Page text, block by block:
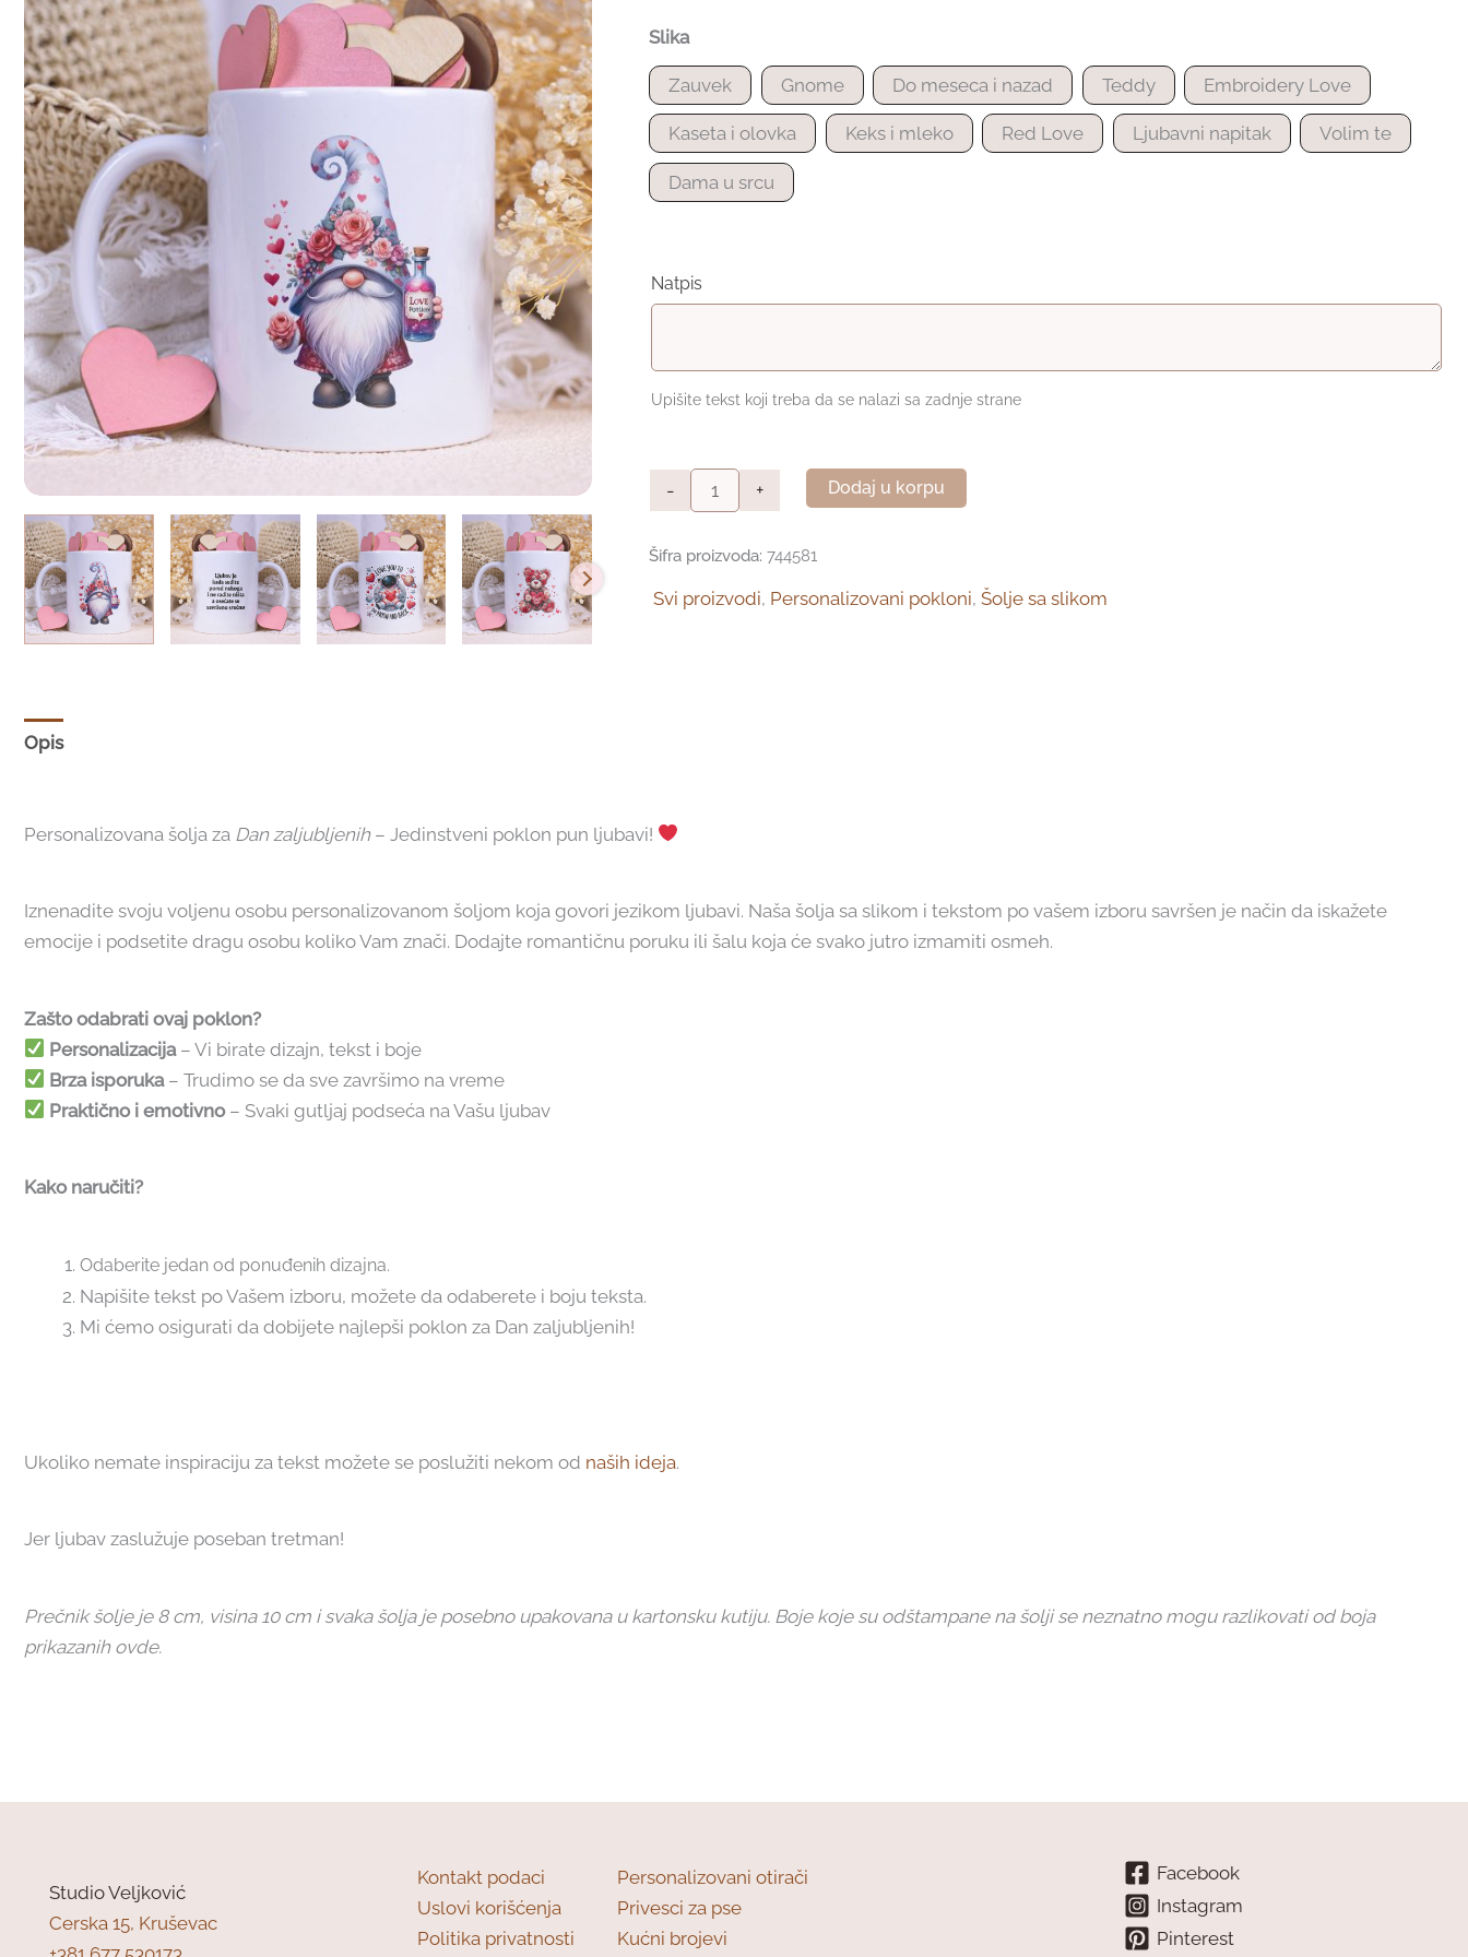
Slika
Zauvek Gnome Do meseca i nazad Teddy Embroidery Love
Kaseta i olovka Keks i mleko Red Love Ljubavni napitak Volim te
Dama u srcu
Natpis
Upišite tekst koji treba da se nalazi sa zadnje strane
-
Personalizovana
šolja
"Dan
količina
+ Dodaj u korpu
Šifra proizvoda: 744581
Svi proizvodi, Personalizovani pokloni, Šolje sa slikom
Opis
Personalizovana šolja za Dan zaljubljenih– Jedinstveni poklon pun ljubavi!
Iznenadite svoju voljenu osobu personalizovanom šoljom koja govori jezikom ljubavi. Naša šolja sa slikom i tekstom po vašem izboru savršen je način da iskažete
emocije i podsetite dragu osobu koliko Vam znači. Dodajte romantičnu poruku ili šalu koja će svako jutro izmamiti osmeh.
Zašto odabrati ovaj poklon?
Personalizacija– Vi birate dizajn, tekst i boje
Brza isporuka– Trudimo se da sve završimo na vreme
Praktično i emotivno– Svaki gutljaj podseća na Vašu ljubav
Kako naručiti?
Odaberite jedan od ponuđenih dizajna.
Napišite tekst po Vašem izboru, možete da odaberete i boju teksta.
Mi ćemo osigurati da dobijete najlepši poklon za Dan zaljubljenih!
Ukoliko nemate inspiraciju za tekst možete se poslužiti nekom od naših ideja.
Jer ljubav zaslužuje poseban tretman!
Prečnik šolje je 8 cm, visina 10 cm i svaka šolja je posebno upakovana u kartonsku kutiju. Boje koje su odštampane na šolji se neznatno mogu razlikovati od boja
prikazanih ovde.
Studio Veljković
Cerska 15, Kruševac
Kontakt podaci
Uslovi korišćenja
Politika privatnosti
Personalizovani otirači
Privesci za pse
Kućni brojevi
Facebook
Instagram
Pinterest